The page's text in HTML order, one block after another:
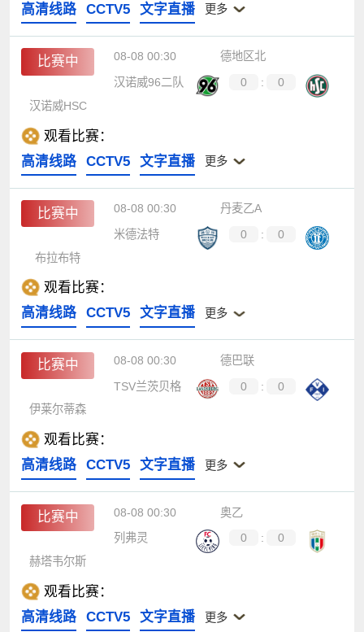
高清线路
CCTV5 文字直播 更多
比赛中 08-08 00:30
德地区北
汉诺威96二队
0 :
0
汉诺威HSC
观看比赛：
高清线路
CCTV5 文字直播 更多
比赛中 08-08 00:30
丹麦乙A
米德法特
0 :
0
布拉布特
观看比赛：
高清线路
CCTV5 文字直播 更多
比赛中 08-08 00:30
德巴联
TSV兰茨贝格
0 :
0
伊莱尔蒂森
观看比赛：
高清线路
CCTV5 文字直播 更多
比赛中 08-08 00:30
奥乙
列弗灵
0 :
0
赫塔韦尔斯
观看比赛：
高清线路
CCTV5 文字直播 更多